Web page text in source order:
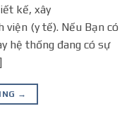
kế, xây
viện (y tế). Nếu Bạn có
hệ thống đang có sự
→